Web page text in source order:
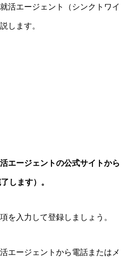
活エージェント（シンクトワイ
します。
エージェントの公式サイトから
します）。
を入力して登録しましょう。
エージェントから電話またはメ